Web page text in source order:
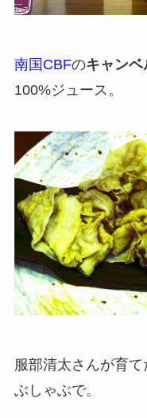
南国CBFのキャンベ
100%ジュース。
服部清太さんが育て
ぶしゃぶで。